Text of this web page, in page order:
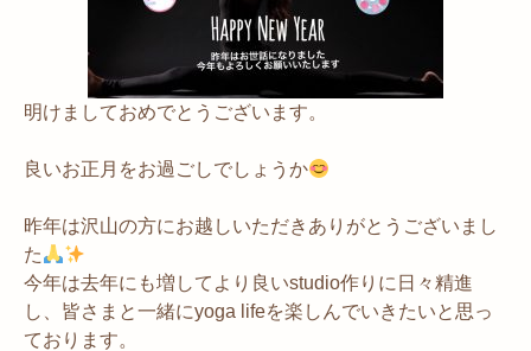
明けましておめでとうございます。
良いお正月をお過ごしでしょうか
昨年は沢山の方にお越しいただきありがとうございまし
た
今年は去年にも増してより良いstudio作りに日々精進
し、皆さまと一緒にyoga lifeを楽しんでいきたいと思っ
ております。